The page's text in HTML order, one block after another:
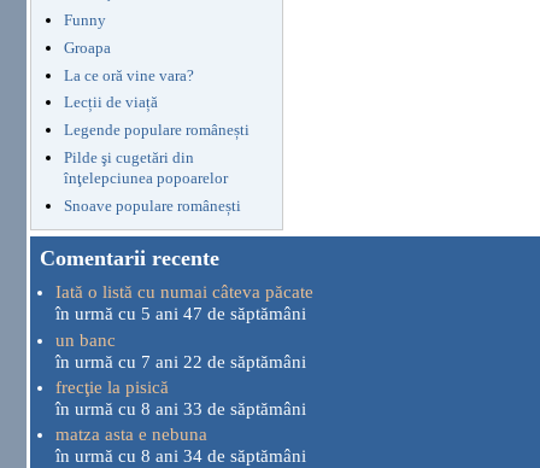
Funny
Groapa
La ce oră vine vara?
Lecții de viață
Legende populare românești
Pilde şi cugetări din
înţelepciunea popoarelor
Snoave populare românești
Comentarii recente
Iată o listă cu numai câteva păcate
în urmă cu 5 ani 47 de săptămâni
un banc
în urmă cu 7 ani 22 de săptămâni
frecţie la pisică
în urmă cu 8 ani 33 de săptămâni
matza asta e nebuna
în urmă cu 8 ani 34 de săptămâni